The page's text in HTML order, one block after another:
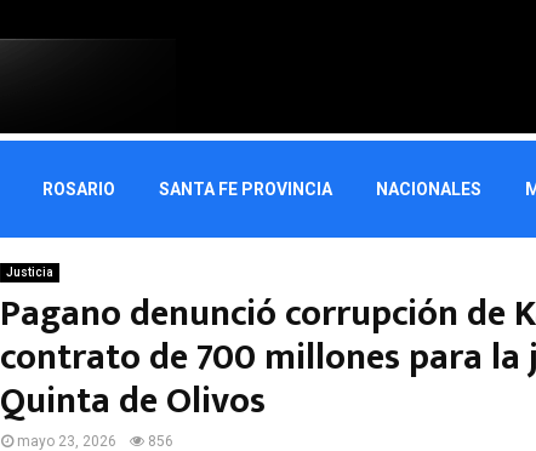
ROSARIO SANTA FE PROVINCIA NACIONALES
Justicia
Pagano denunció corrupción de
contrato de 700 millones para la
Quinta de Olivos
mayo 23, 2026 856